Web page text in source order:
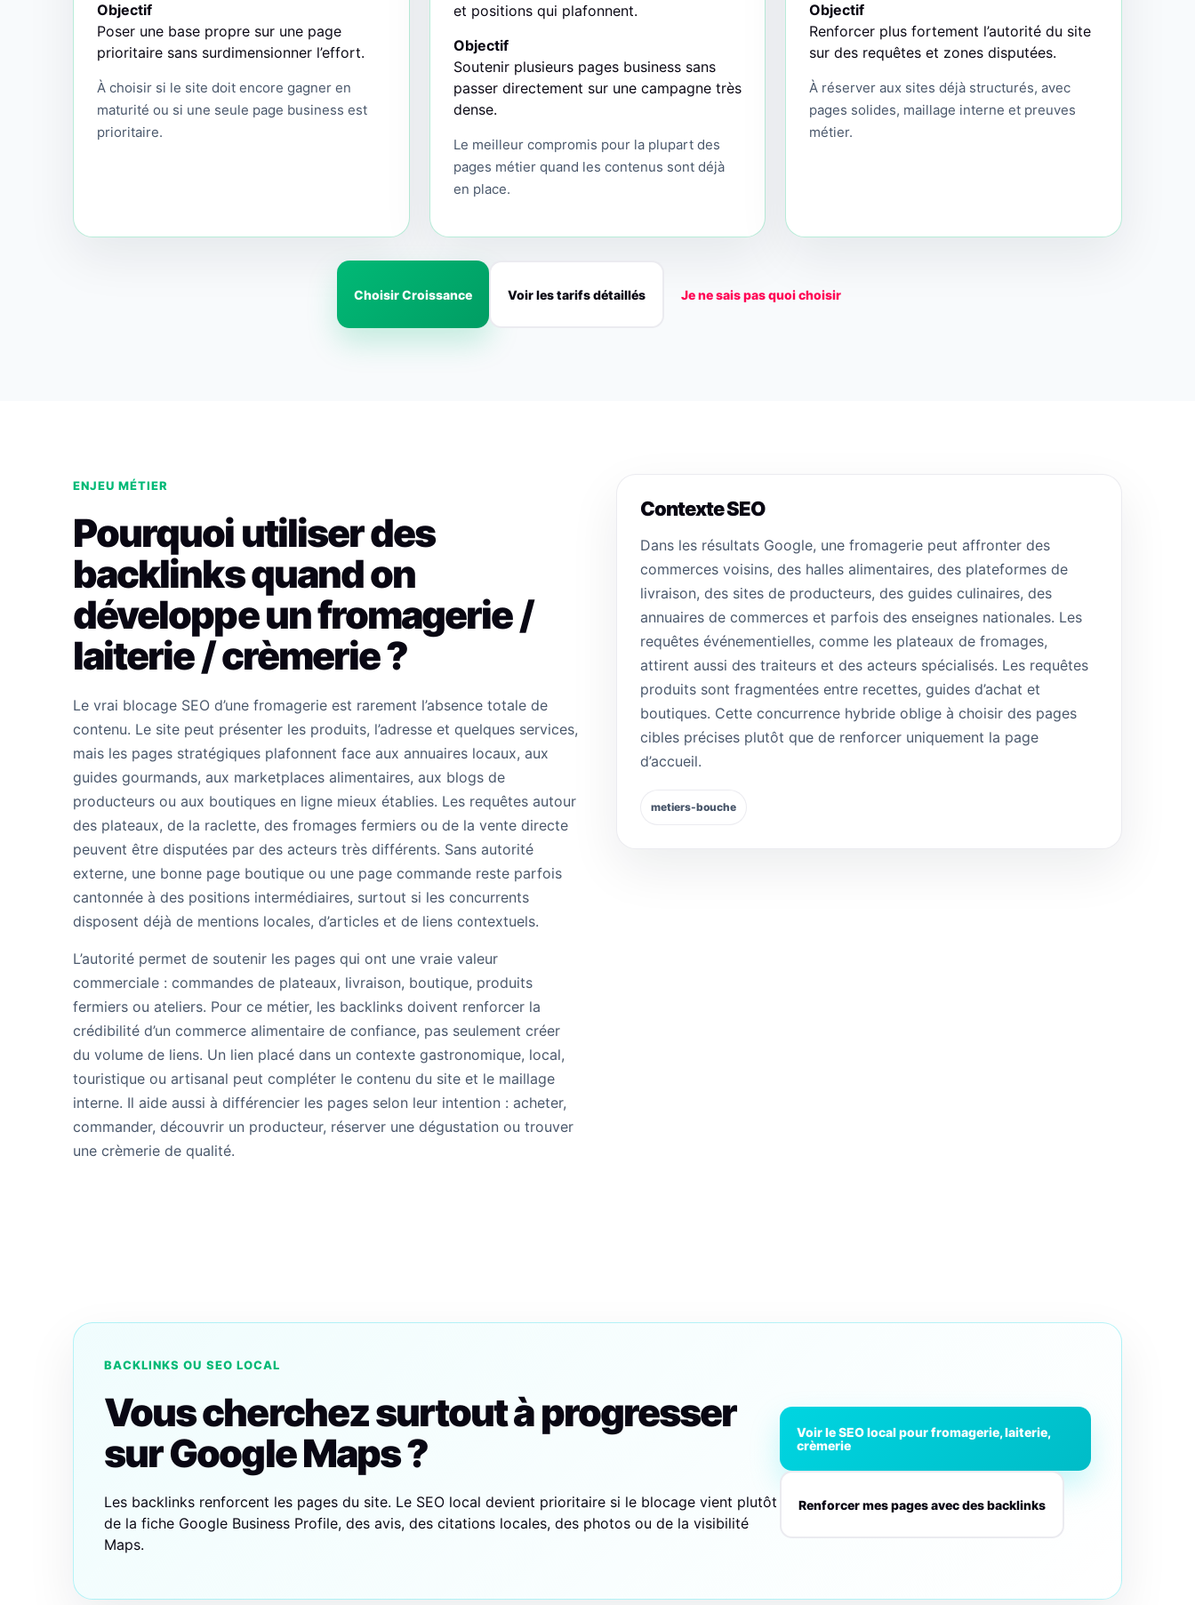
Objectif
Poser une base propre sur une page
prioritaire sans surdimensionner l’effort.
À choisir si le site doit encore gagner en
maturité ou si une seule page business est
prioritaire.
et positions qui plafonnent.
Objectif
Soutenir plusieurs pages business sans
passer directement sur une campagne très
dense.
Le meilleur compromis pour la plupart des
pages métier quand les contenus sont déjà
en place.
Objectif
Renforcer plus fortement l’autorité du site
sur des requêtes et zones disputées.
À réserver aux sites déjà structurés, avec
pages solides, maillage interne et preuves
métier.
Choisir Croissance Voir les tarifs détaillés Je ne sais pas quoi choisir
ENJEU MÉTIER
Pourquoi utiliser des
backlinks quand on
développe un fromagerie /
laiterie / crèmerie ?
Le vrai blocage SEO d’une fromagerie est rarement l’absence totale de
contenu. Le site peut présenter les produits, l’adresse et quelques services,
mais les pages stratégiques plafonnent face aux annuaires locaux, aux
guides gourmands, aux marketplaces alimentaires, aux blogs de
producteurs ou aux boutiques en ligne mieux établies. Les requêtes autour
des plateaux, de la raclette, des fromages fermiers ou de la vente directe
peuvent être disputées par des acteurs très différents. Sans autorité
externe, une bonne page boutique ou une page commande reste parfois
cantonnée à des positions intermédiaires, surtout si les concurrents
disposent déjà de mentions locales, d’articles et de liens contextuels.
L’autorité permet de soutenir les pages qui ont une vraie valeur
commerciale : commandes de plateaux, livraison, boutique, produits
fermiers ou ateliers. Pour ce métier, les backlinks doivent renforcer la
crédibilité d’un commerce alimentaire de confiance, pas seulement créer
du volume de liens. Un lien placé dans un contexte gastronomique, local,
touristique ou artisanal peut compléter le contenu du site et le maillage
interne. Il aide aussi à différencier les pages selon leur intention : acheter,
commander, découvrir un producteur, réserver une dégustation ou trouver
une crèmerie de qualité.
Contexte SEO
Dans les résultats Google, une fromagerie peut affronter des
commerces voisins, des halles alimentaires, des plateformes de
livraison, des sites de producteurs, des guides culinaires, des
annuaires de commerces et parfois des enseignes nationales. Les
requêtes événementielles, comme les plateaux de fromages,
attirent aussi des traiteurs et des acteurs spécialisés. Les requêtes
produits sont fragmentées entre recettes, guides d’achat et
boutiques. Cette concurrence hybride oblige à choisir des pages
cibles précises plutôt que de renforcer uniquement la page
d’accueil.
metiers-bouche
BACKLINKS OU SEO LOCAL
Vous cherchez surtout à progresser
sur Google Maps ?
Les backlinks renforcent les pages du site. Le SEO local devient prioritaire si le blocage vient plutôt
de la fiche Google Business Profile, des avis, des citations locales, des photos ou de la visibilité
Maps.
Voir le SEO local pour fromagerie, laiterie,
crèmerie
Renforcer mes pages avec des backlinks